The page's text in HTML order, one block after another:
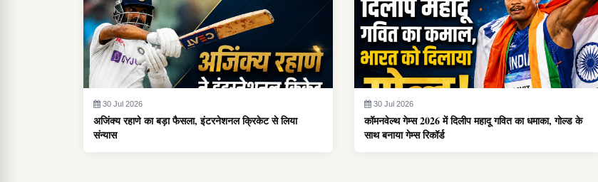
30 Jul 2026
अजिंक्य रहाणे का बड़ा फैसला, इंटरनेशनल क्रिकेट से लिया
संन्यास
30 Jul 2026
कॉमनवेल्थ गेम्स 2026 में दिलीप महादू गवित का धमाका, गोल्ड के
साथ बनाया गेम्स रिकॉर्ड